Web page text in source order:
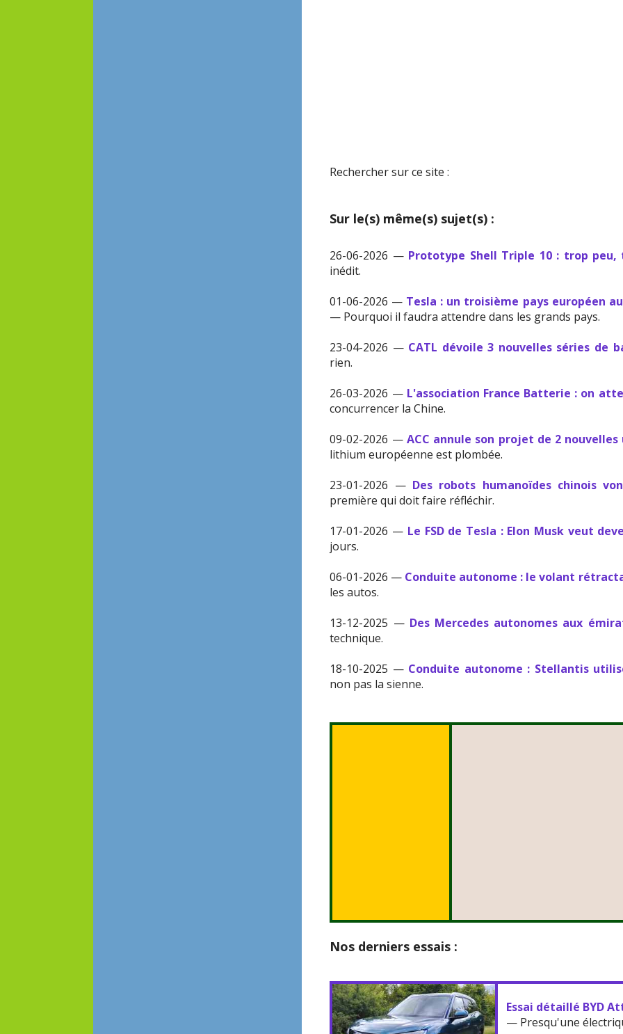
Rechercher sur ce site :
Sur le(s) même(s) sujet(s) :
26-06-2026 — Prototype Shell Triple 10 : trop
inédit.
01-06-2026 — Tesla : un troisième pays européen
— Pourquoi il faudra attendre dans les grands pays.
23-04-2026 — CATL dévoile 3 nouvelles séries de
rien.
26-03-2026 — L'association France Batterie : on
concurrencer la Chine.
09-02-2026 — ACC annule son projet de 2
lithium européenne est plombée.
23-01-2026 — Des robots humanoïdes chinois
première qui doit faire réfléchir.
17-01-2026 — Le FSD de Tesla : Elon Musk veut
jours.
06-01-2026 — Conduite autonome : le volant
les autos.
13-12-2025 — Des Mercedes autonomes aux
technique.
18-10-2025 — Conduite autonome : Stellantis
non pas la sienne.
Nos derniers essais :
Essai détaillé BYD
— Presqu'une